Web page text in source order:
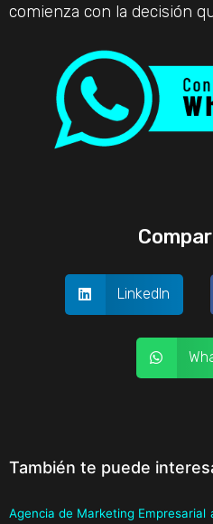
comienza con la decisión
LinkedIn
También te puede
Agencia de Marketing Empresarial